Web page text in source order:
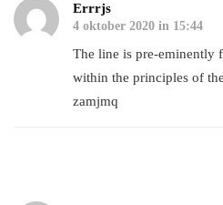
Errrjs
4 oktober 2020 in 15:44
The line is pre-eminently
within the principles of
zamjmq